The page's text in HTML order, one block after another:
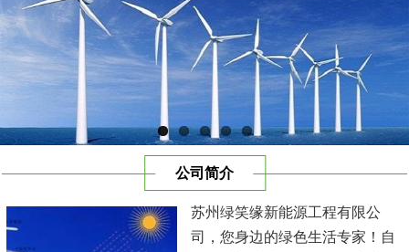
公司简介
苏州绿笑缘新能源工程有限公
司，您身边的绿色生活专家！自